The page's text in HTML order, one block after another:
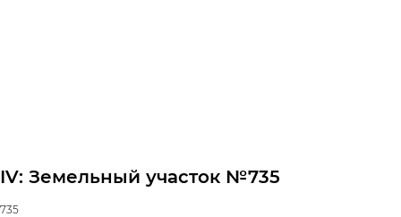
IV: Земельный участок №735
735